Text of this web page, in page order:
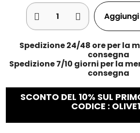
Spedizione 24/48 ore per la
consegna
Spedizione 7/10 giorni per la
consegna
SCONTO DEL 10% SUL
CODICE :